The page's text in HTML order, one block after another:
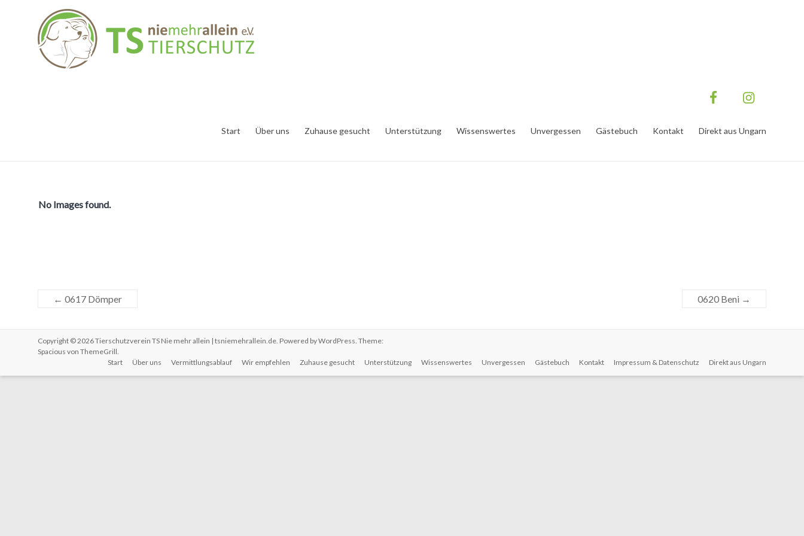
Start Über uns Zuhause gesucht Unterstützung Wissenswertes Unvergessen Gästebuch Kontakt Direkt aus Ungarn
No Images found.
← 0617 Dömper 0620 Beni →
Copyright © 2026Tierschutzverein TS Nie mehr allein | tsniemehrallein.de. Powered byWordPress. Theme:
Spacious von ThemeGrill.
Start
Über uns Vermittlungsablauf Wir empfehlen Zuhause gesucht Unterstützung Wissenswertes Unvergessen Gästebuch Kontakt Impressum & Datenschutz Direkt aus Ungarn